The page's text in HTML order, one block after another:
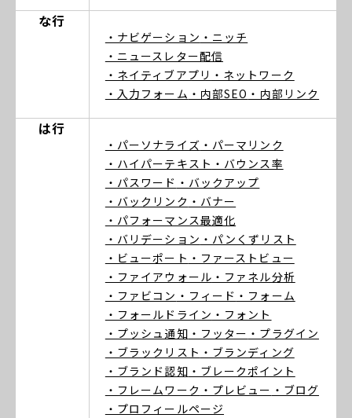
な行
・ナビゲーション ・ニッチ
・ニュースレター配信
・ネイティブアプリ ・ネットワーク
・入力フォーム ・内部SEO ・内部リンク
は行
・パーソナライズ ・パーマリンク
・ハイパーテキスト ・バウンス率
・パスワード ・バックアップ
・バックリンク ・バナー
・パフォーマンス最適化
・バリデーション ・パンくずリスト
・ビューポート ・ファーストビュー
・ファイアウォール ・ファネル分析
・ファビコン ・フィード ・フォーム
・フォールドライン ・フォント
・プッシュ通知 ・フッター ・プラグイン
・ブラックリスト ・ブランディング
・ブランド認知 ・ブレークポイント
・フレームワーク ・プレビュー ・ブログ
・プロフィールページ